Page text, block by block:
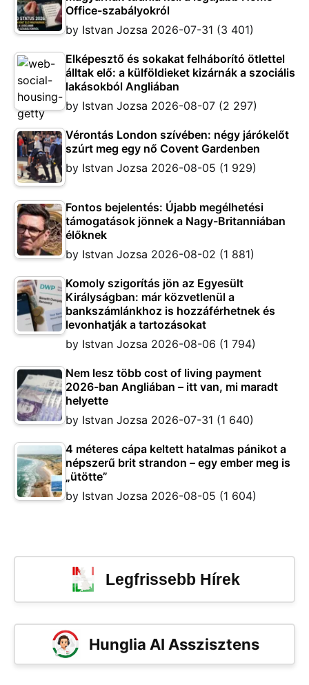
Office-szabályokról
by Istvan Jozsa 2026-07-31 (3 401)
Elképesztő és sokakat felháborító ötlettel
álltak elő: a külföldieket kizárnák a szociális
lakásokból Angliában
by Istvan Jozsa 2026-08-07 (2 297)
Vérontás London szívében: négy járókelőt
szúrt meg egy nő Covent Gardenben
by Istvan Jozsa 2026-08-05 (1 929)
Fontos bejelentés: Újabb megélhetési
támogatások jönnek a Nagy-Britanniában
élőknek
by Istvan Jozsa 2026-08-02 (1 881)
Komoly szigorítás jön az Egyesült
Királyságban: már közvetlenül a
bankszámlánkhoz is hozzáférhetnek és
levonhatják a tartozásokat
by Istvan Jozsa 2026-08-06 (1 794)
Nem lesz több cost of living payment
2026-ban Angliában – itt van, mi maradt
helyette
by Istvan Jozsa 2026-07-31 (1 640)
4 méteres cápa keltett hatalmas pánikot a
népszerű brit strandon – egy ember meg is
„ütötte”
by Istvan Jozsa 2026-08-05 (1 604)
Legfrissebb Hírek
Hunglia AI Asszisztens